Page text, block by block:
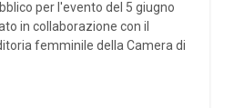
per l'evento del 5 giugno
in collaborazione con il
femminile della Camera di